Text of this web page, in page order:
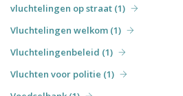
vluchtelingen op straat (1)
Vluchtelingen welkom (1)
Vluchtelingenbeleid (1)
Vluchten voor politie (1)